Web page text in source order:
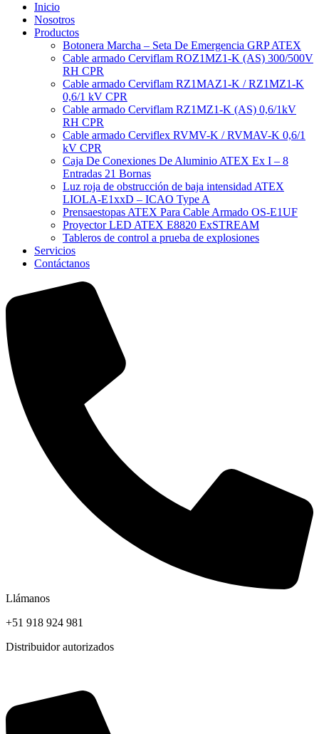
Inicio
Nosotros
Productos
Botonera Marcha – Seta De Emergencia GRP ATEX
Cable armado Cerviflam ROZ1MZ1-K (AS) 300/500V
RH CPR
Cable armado Cerviflam RZ1MAZ1-K / RZ1MZ1-K
0,6/1 kV CPR
Cable armado Cerviflam RZ1MZ1-K (AS) 0,6/1kV
RH CPR
Cable armado Cerviflex RVMV-K / RVMAV-K 0,6/1
kV CPR
Caja De Conexiones De Aluminio ATEX Ex I – 8
Entradas 21 Bornas
Luz roja de obstrucción de baja intensidad ATEX
LIOLA-E1xxD – ICAO Type A
Prensaestopas ATEX Para Cable Armado OS-E1UF
Proyector LED ATEX E8820 ExSTREAM
Tableros de control a prueba de explosiones
Servicios
Contáctanos
Llámanos
+51 918 924 981
Distribuidor autorizados